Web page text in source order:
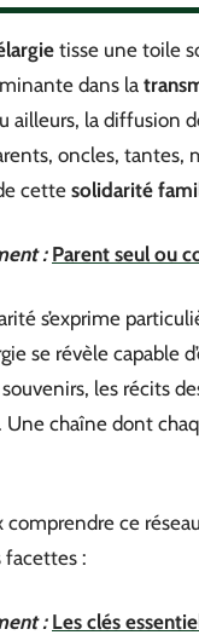
tisse une toile
dans la
ailleurs, la diffusion
oncles, tantes,
cette solidarité
: Parent seul ou
s’exprime
se révèle capable
les récits
Une chaîne dont
comprendre ce
:
: Les clés